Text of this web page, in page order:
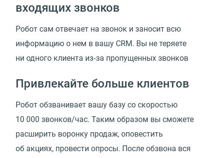
входящих звонков
Робот сам отвечает на звонок и заносит всю
информацию о нем в вашу CRM. Вы не теряете
ни одного клиента из‑за пропущенных звонков
Привлекайте больше клиентов
Робот обзванивает вашу базу со скоростью
10 000 звонков/час. Таким образом вы сможете
расширить воронку продаж, оповестить
об акциях, провести опросы. После обзвона вся